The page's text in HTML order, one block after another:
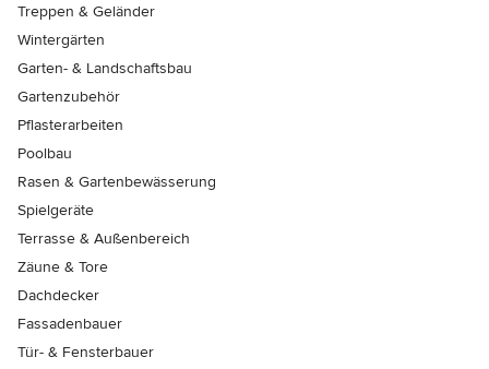
Treppen & Geländer
Wintergärten
Garten- & Landschaftsbau
Gartenzubehör
Pflasterarbeiten
Poolbau
Rasen & Gartenbewässerung
Spielgeräte
Terrasse & Außenbereich
Zäune & Tore
Dachdecker
Fassadenbauer
Tür- & Fensterbauer